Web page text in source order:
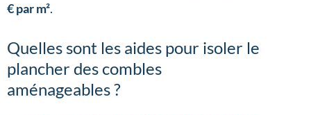
€ par m².
Quelles sont les aides pour isoler le
plancher des combles
aménageables ?